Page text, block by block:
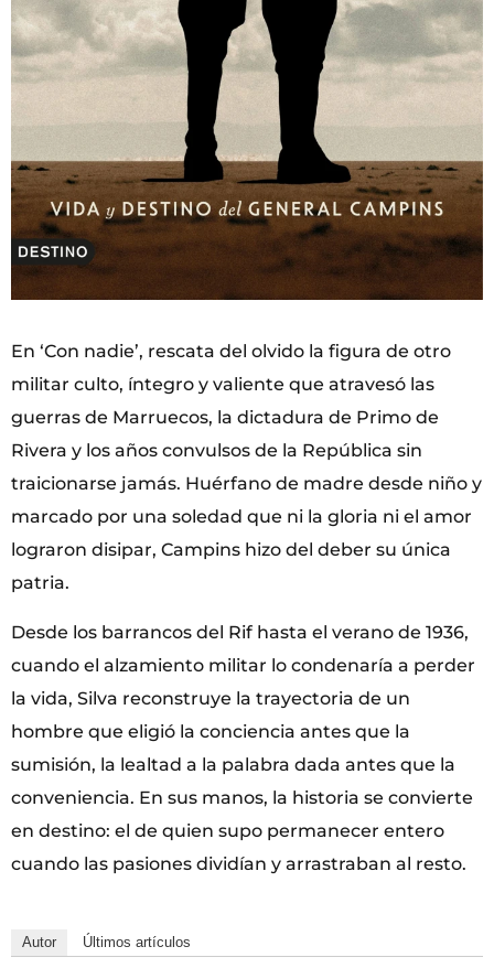
En ‘Con nadie’, rescata del olvido la figura de otro
militar culto, íntegro y valiente que atravesó las
guerras de Marruecos, la dictadura de Primo de
Rivera y los años convulsos de la República sin
traicionarse jamás. Huérfano de madre desde niño y
marcado por una soledad que ni la gloria ni el amor
lograron disipar, Campins hizo del deber su única
patria.
Desde los barrancos del Rif hasta el verano de 1936,
cuando el alzamiento militar lo condenaría a perder
la vida, Silva reconstruye la trayectoria de un
hombre que eligió la conciencia antes que la
sumisión, la lealtad a la palabra dada antes que la
conveniencia. En sus manos, la historia se convierte
en destino: el de quien supo permanecer entero
cuando las pasiones dividían y arrastraban al resto.
Autor Últimos artículos